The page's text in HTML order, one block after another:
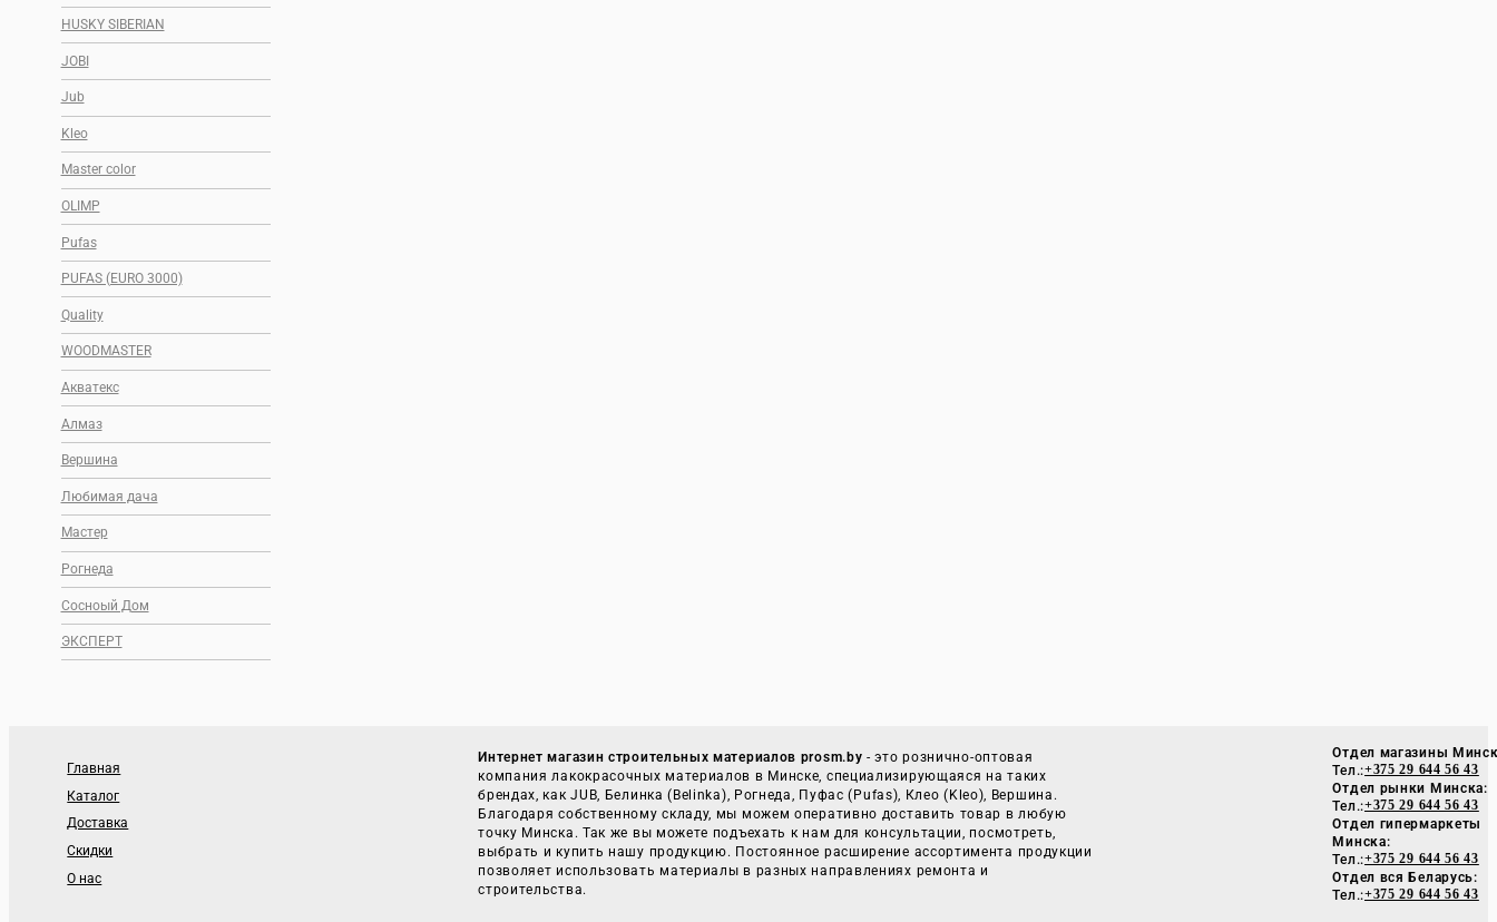
HUSKY SIBERIAN
JOBI
Jub
Kleo
Master color
OLIMP
Pufas
PUFAS (EURO 3000)
Quality
WOODMASTER
Акватекс
Алмаз
Вершина
Любимая дача
Мастер
Рогнеда
Сосноый Дом
ЭКСПЕРТ
Главная
Каталог
Доставка
Скидки
О нас
Интернет магазин строительных материалов prosm.by- это рознично-оптовая
компания лакокрасочных материалов в Минске, специализирующаяся на таких
брендах, как JUB, Белинка (Belinka), Рогнеда, Пуфас (Pufas), Клео (Kleo), Вершина.
Благодаря собственному складу, мы можем оперативно доставить товар в любую
точку Минска. Так же вы можете подъехать к нам для консультации, посмотреть,
выбрать и купить нашу продукцию. Постоянное расширение ассортимента продукции
позволяет использовать материалы в разных направлениях ремонта и
строительства.
Отдел магазины
Тел.:+375 29 644 56 43
Отдел рынки Минска:
Тел.:+375 29 644 56 43
Отдел гипермаркеты
Минска:
Тел.:+375 29 644 56 43
Отдел вся Беларусь:
Тел.:+375 29 644 56 43